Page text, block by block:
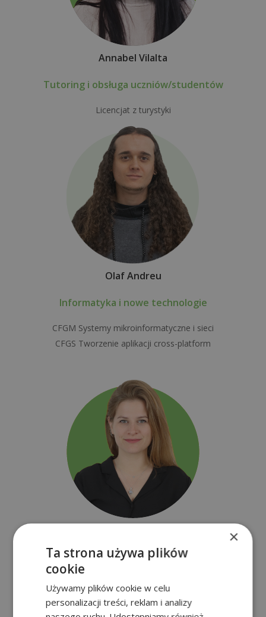
Annabel Vilalta
Tutoring i obsługa uczniów/studentów
Licencjat z turystyki
Olaf Andreu
Informatyka i nowe technologie
CFGM Systemy mikroinformatyczne i sieci
CFGS Tworzenie aplikacji cross-platform
Marketing i komunikacja
CFGS z zakresu oświetlenia, rejestracji i obróbki obrazu
×
Ta strona używa plików
cookie
Używamy plików cookie w celu
personalizacji treści, reklam i analizy